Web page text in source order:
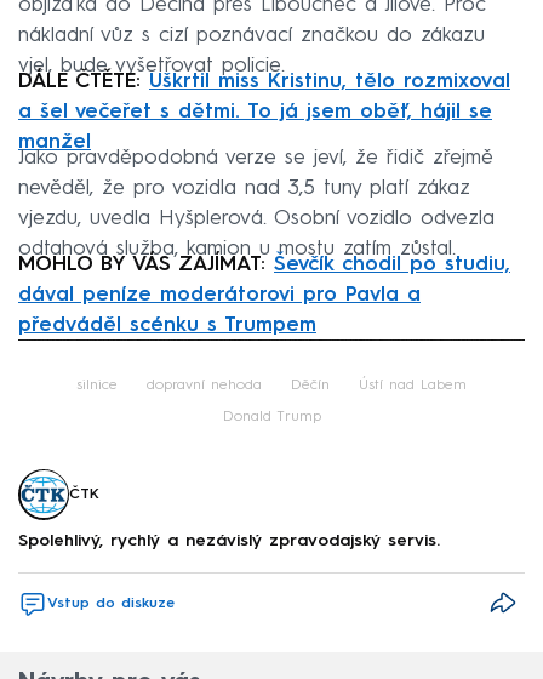
objížďka do Děčína přes Libouchec a Jílové. Proč
nákladní vůz s cizí poznávací značkou do zákazu
vjel, bude vyšetřovat policie.
DÁLE ČTĚTE: Uškrtil miss Kristinu, tělo rozmixoval
a šel večeřet s dětmi. To já jsem oběť, hájil se
manžel
Jako pravděpodobná verze se jeví, že řidič zřejmě
nevěděl, že pro vozidla nad 3,5 tuny platí zákaz
vjezdu, uvedla Hyšplerová. Osobní vozidlo odvezla
odtahová služba, kamion u mostu zatím zůstal.
MOHLO BY VÁS ZAJÍMAT: Ševčík chodil po studiu,
dával peníze moderátorovi pro Pavla a
předváděl scénku s Trumpem
silnice dopravní nehoda Děčín Ústí nad Labem
Donald Trump
ČTK
Spolehlivý, rychlý a nezávislý zpravodajský servis.
Vstup do diskuze